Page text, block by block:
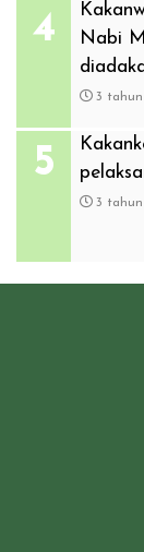
4
Nabi
3
5
3